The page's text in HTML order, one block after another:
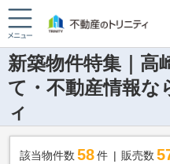
新築物件特集｜高
て・不動産情報な
ィ
該当物件数 58件 販売数